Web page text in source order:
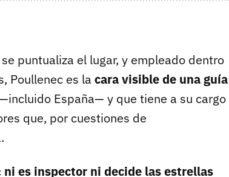
puntualiza el lugar, y empleado dentro
Poullenec es la cara visible de una guía
España— y que tiene a su cargo
que, por cuestiones de
ni es inspector ni decide las estrellas